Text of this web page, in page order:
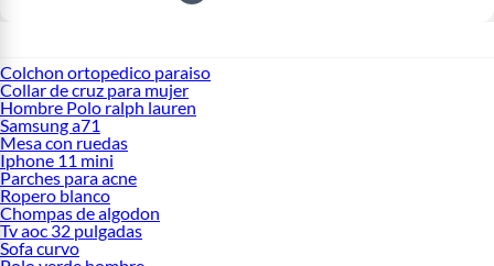
Colchon ortopedico paraiso
Collar de cruz para mujer
Hombre Polo ralph lauren
Samsung a71
Mesa con ruedas
Iphone 11 mini
Parches para acne
Ropero blanco
Chompas de algodon
Tv aoc 32 pulgadas
Sofa curvo